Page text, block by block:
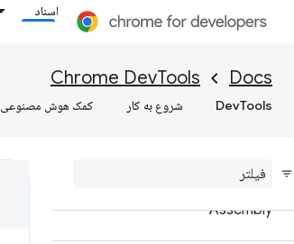
اسناد
Docs
Chrome DevTools
DevTools شروع به کار کمک هوش مصنوعی
فضاهای کاری را برای ذخیره تغییرات در
محتوای وب و هدرهای پاسخ HTTP را
به صورت محلی لغو کنید
Assembly